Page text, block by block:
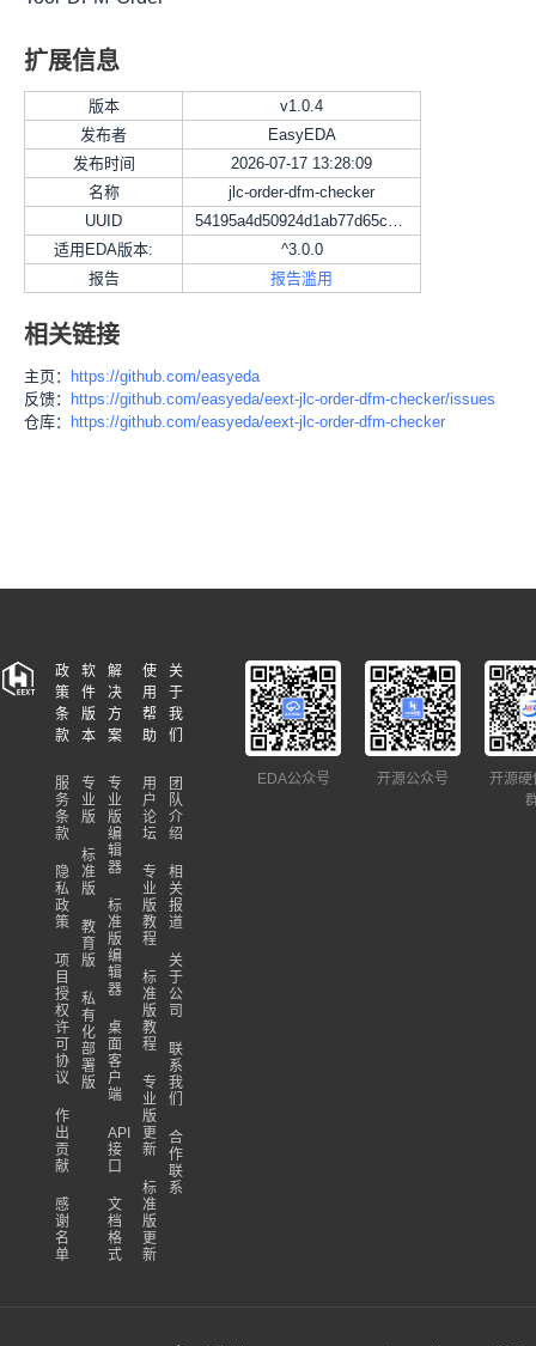
扩展信息
版本 v1.0.4
发布者
EasyEDA
发布时间
2026-07-17 13:28:09
名称
jlc-order-dfm-checker
UUID
适用EDA版本:
^3.0.0
报告
报告滥用
相关链接
主页：
https://github.com/easyeda
反馈：
https://github.com/easyeda/eext-jlc-order-dfm-checker/issues
仓库：
https://github.com/easyeda/eext-jlc-order-dfm-checker
政
策
条
款
服
务
条
款
隐
私
政
策
项
目
授
权
许
可
协
议
作
出
贡
献
感
谢
名
单
软
件
版
本
专
业
版
标
准
版
教
育
版
私
有
化
部
署
版
解
决
方
案
专
业
版
编
辑
器
标
准
版
编
辑
器
桌
面
客
户
端
API
接
口
文
档
格
式
使
用
帮
助
用
户
论
坛
专
业
版
教
程
标
准
版
教
程
专
业
版
更
新
标
准
版
更
新
关
于
我
们
团
队
介
绍
相
关
报
道
关
于
公
司
联
系
我
们
合
作
联
系
EDA公众号 开源公众号
开源硬